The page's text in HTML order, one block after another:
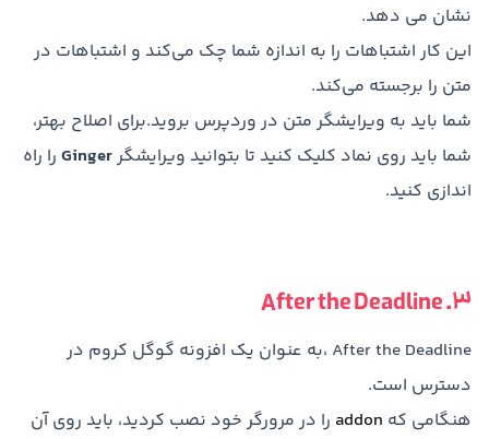
نشان می دهد.
این کار اشتباهات را به اندازه شما چک می‌کند و اشتباهات در
متن را برجسته می‌کند.
شما باید به ویرایشگر متن در وردپرس بروید.برای اصلاح بهتر،
شما باید روی نماد کلیک کنید تا بتوانید ویرایشگرGinger را راه
اندازی کنید.
3. After the Deadline
After the Deadline ،به عنوان یک افزونه گوگل کروم در
دسترس است.
هنگامی که addon را در مرورگر خود نصب کردید، باید روی آن